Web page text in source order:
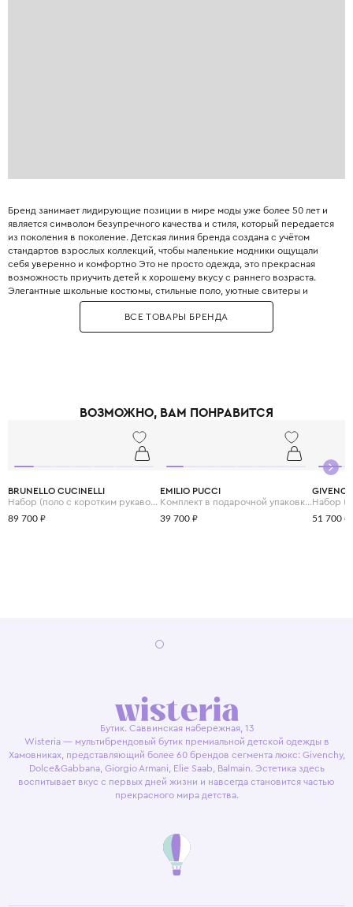
Бренд занимает лидирующие позиции в мире моды уже более 50 лет и
является символом безупречного качества и стиля, который передается
из поколения в поколение. Детская линия бренда создана с учётом
стандартов взрослых коллекций, чтобы маленькие модники ощущали
себя уверенно и комфортно Это не просто одежда, это прекрасная
возможность приучить детей к хорошему вкусу с раннего возраста.
Элегантные школьные костюмы, стильные поло, уютные свитеры и
практичные пуховики. Каждая деталь одежды Boss продумана до
мелочей, чтобы обеспечить не только стильный внешний вид, но и
максимальный комфорт.
ВСЕ ТОВАРЫ БРЕНДА
ВОЗМОЖНО, ВАМ ПОНРАВИТСЯ
BRUNELLO CUCINELLI
Набор (поло с коротким рукавом и шорты)
89 700 ₽
EMILIO PUCCI
Комплект в подарочной упаковке (комбинезон и шапка)
39 700 ₽
Набор
51 700 ₽
Бутик. Саввинская набережная, 13
Wisteria — мультибрендовый бутик премиальной детской одежды в
Хамовниках, представляющий более 60 брендов сегмента люкс: Givenchy,
Dolce&Gabbana, Giorgio Armani, Elie Saab, Balmain. Эстетика здесь
воспитывает вкус с первых дней жизни и навсегда становится частью
прекрасного мира детства.